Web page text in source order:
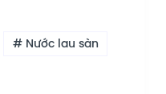
# Nước lau sàn